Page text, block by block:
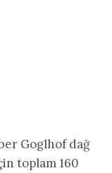
Goglhof dağ
toplam 160